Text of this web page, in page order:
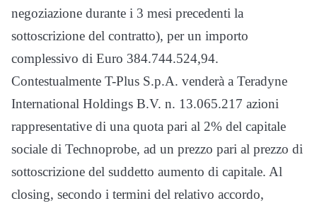
negoziazione durante i 3 mesi precedenti la
sottoscrizione del contratto), per un importo
complessivo di Euro 384.744.524,94.
Contestualmente T-Plus S.p.A. venderà a Teradyne
International Holdings B.V. n. 13.065.217 azioni
rappresentative di una quota pari al 2% del capitale
sociale di Technoprobe, ad un prezzo pari al prezzo di
sottoscrizione del suddetto aumento di capitale. Al
closing, secondo i termini del relativo accordo,